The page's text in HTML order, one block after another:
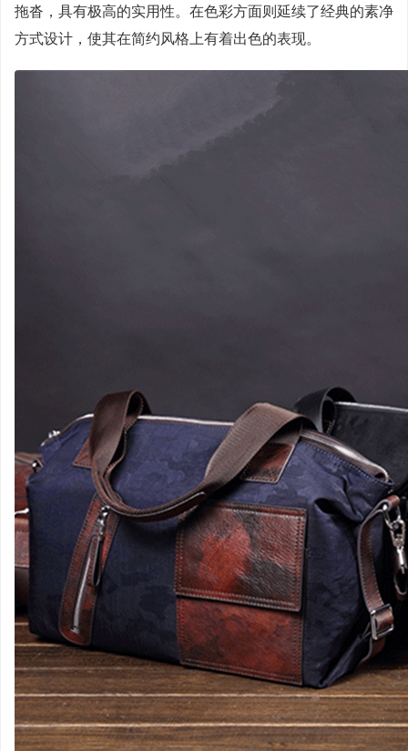
拖沓，具有极高的实用性。在色彩方面则延续了经典的素净
方式设计，使其在简约风格上有着出色的表现。